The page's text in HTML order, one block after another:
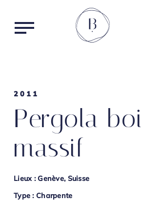
Home
Nos
Nos métiers
Agencement
Assainissement &
Menuiserie
Pergola
massif
2011
Lieux : Genève, Suisse
Type : Charpente